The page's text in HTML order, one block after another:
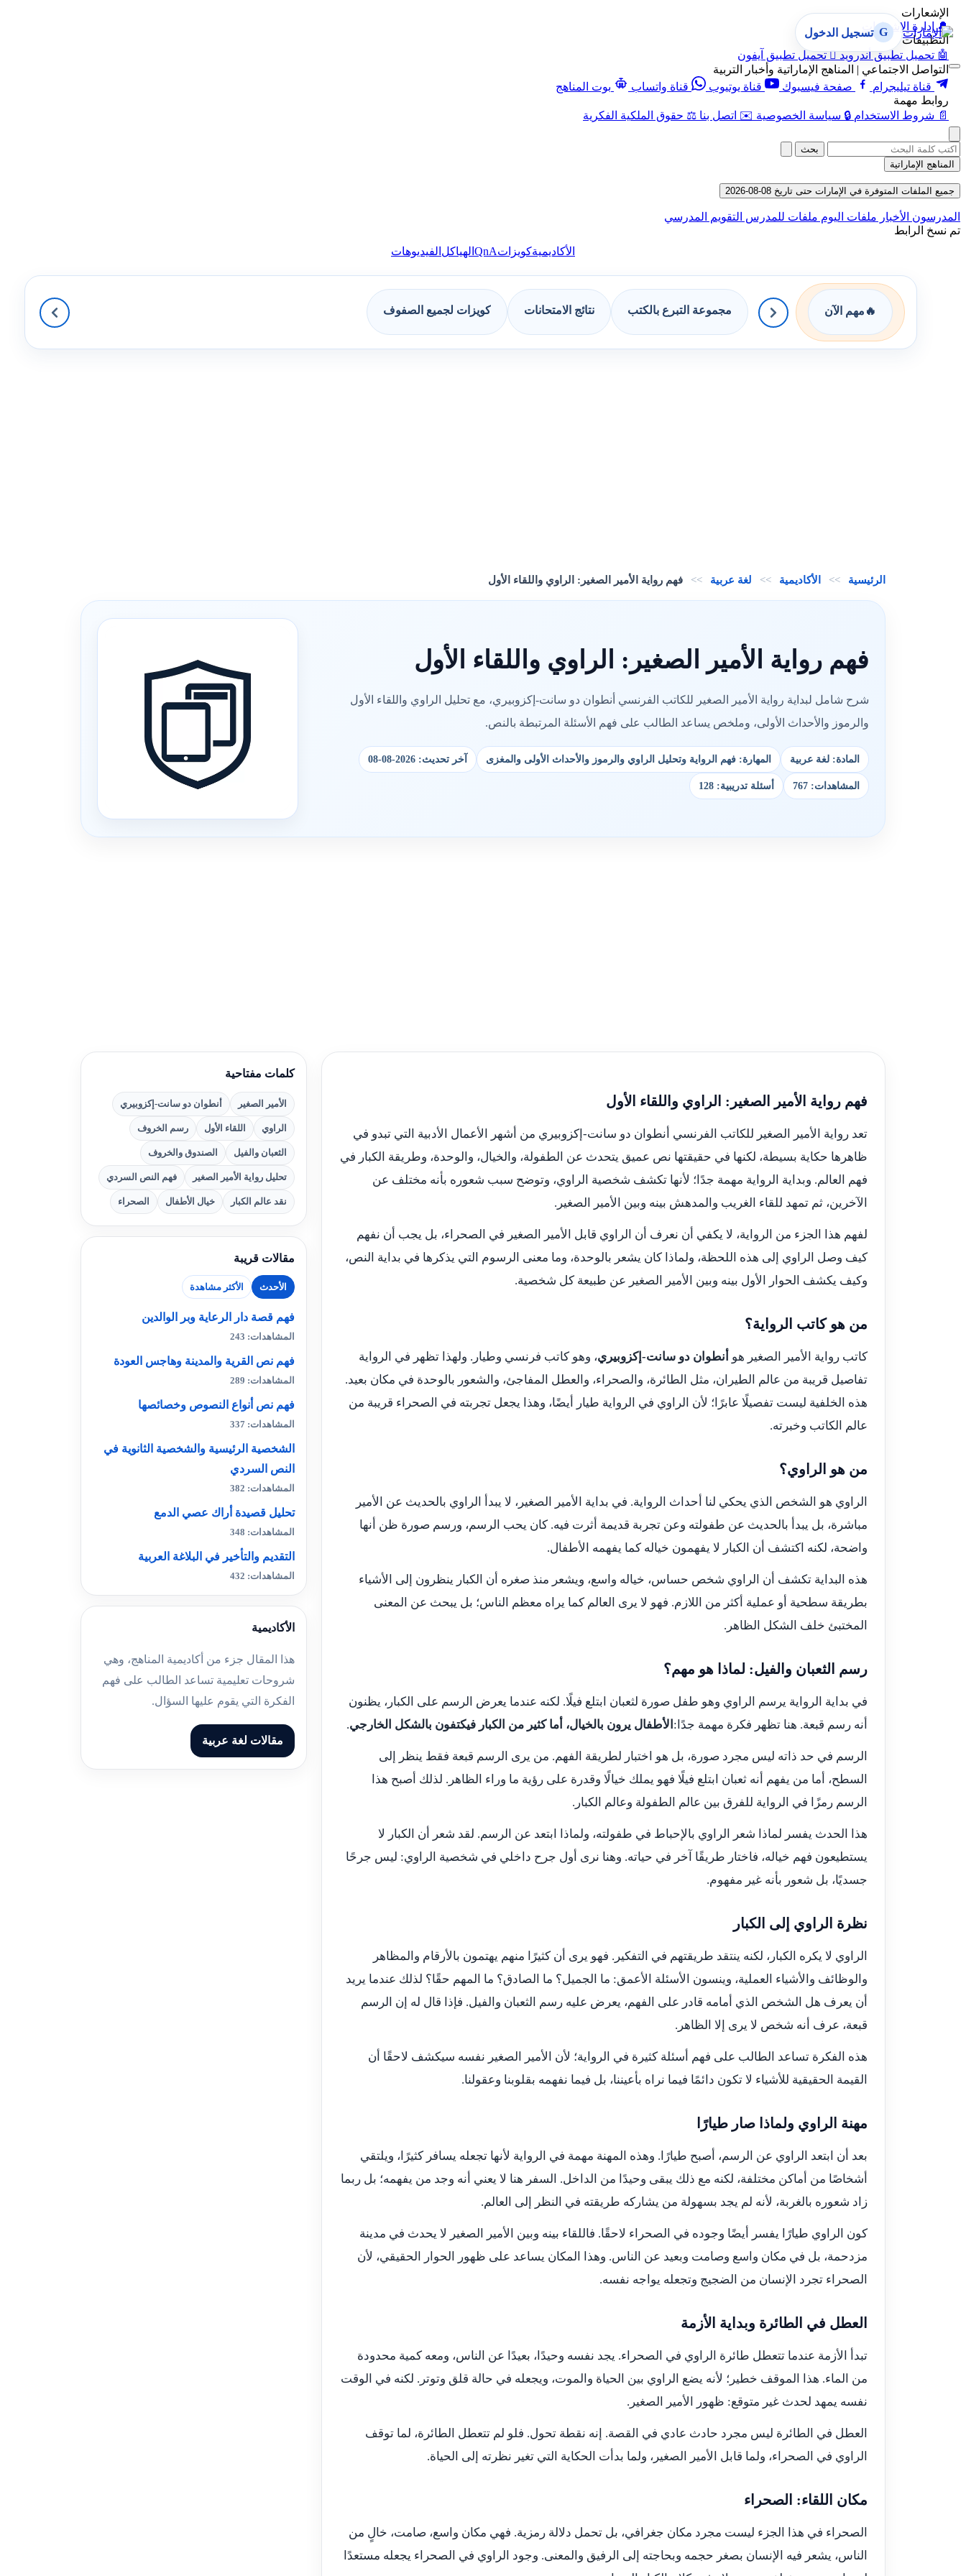
الإشعارات
🔔 إدارة الإشعارات
التطبيقات
🤖 تحميل تطبيق أندرويد  تحميل تطبيق آيفون
التواصل الاجتماعي | المناهج الإماراتية وأخبار التربية
قناة تيليجرام
صفحة فيسبوك قناة يوتيوب قناة واتساب
بوت المناهج
روابط مهمة
📄 شروط الاستخدام 🔒 سياسة الخصوصية ✉️ اتصل بنا ⚖️ حقوق الملكية الفكرية
G تسجيل الدخول
بحث
المناهج الإماراتية
جميع الملفات المتوفرة في الإمارات حتى تاريخ 08-08-2026
المدرسون الأخبار ملفات اليوم ملفات للمدرس التقويم المدرسي
تم نسخ الرابط
الأكاديميةكويزاتQnA الهياكل الفيديوهات
🔥 مهم الآن مجموعة التبرع بالكتب نتائج الامتحانات كويزات لجميع الصفوف
الرئيسية >> الأكاديمية >> لغة عربية >> فهم رواية الأمير الصغير: الراوي واللقاء الأول
فهم رواية الأمير الصغير: الراوي واللقاء الأول
شرح شامل لبداية رواية الأمير الصغير للكاتب الفرنسي أنطوان دو سانت-إكزوبيري، مع تحليل الراوي واللقاء الأول
والرموز والأحداث الأولى، وملخص يساعد الطالب على فهم الأسئلة المرتبطة بالنص.
المادة: لغة عربية المهارة: فهم الرواية وتحليل الراوي والرموز والأحداث الأولى والمغزى آخر تحديث: 2026-08-08
المشاهدات: 767 أسئلة تدريبية: 128
فهم رواية الأمير الصغير: الراوي واللقاء الأول
تعد رواية الأمير الصغير للكاتب الفرنسي أنطوان دو سانت-إكزوبيري من أشهر الأعمال الأدبية التي تبدو في
ظاهرها حكاية بسيطة، لكنها في حقيقتها نص عميق يتحدث عن الطفولة، والخيال، والوحدة، وطريقة الكبار في
فهم العالم. وبداية الرواية مهمة جدًا؛ لأنها تكشف شخصية الراوي، وتوضح سبب شعوره بأنه مختلف عن
الآخرين، ثم تمهد للقاء الغريب والمدهش بينه وبين الأمير الصغير.
لفهم هذا الجزء من الرواية، لا يكفي أن نعرف أن الراوي قابل الأمير الصغير في الصحراء، بل يجب أن نفهم
كيف وصل الراوي إلى هذه اللحظة، ولماذا كان يشعر بالوحدة، وما معنى الرسوم التي يذكرها في بداية النص،
وكيف يكشف الحوار الأول بينه وبين الأمير الصغير عن طبيعة كل شخصية.
من هو كاتب الرواية؟
كاتب رواية الأمير الصغير هو أنطوان دو سانت-إكزوبيري، وهو كاتب فرنسي وطيار. ولهذا تظهر في الرواية
تفاصيل قريبة من عالم الطيران، مثل الطائرة، والصحراء، والعطل المفاجئ، والشعور بالوحدة في مكان بعيد.
هذه الخلفية ليست تفصيلًا عابرًا؛ لأن الراوي في الرواية طيار أيضًا، وهذا يجعل تجربته في الصحراء قريبة من
عالم الكاتب وخبرته.
من هو الراوي؟
الراوي هو الشخص الذي يحكي لنا أحداث الرواية. في بداية الأمير الصغير، لا يبدأ الراوي بالحديث عن الأمير
مباشرة، بل يبدأ بالحديث عن طفولته وعن تجربة قديمة أثرت فيه. كان يحب الرسم، ورسم صورة ظن أنها
واضحة، لكنه اكتشف أن الكبار لا يفهمون خياله كما يفهمه الأطفال.
هذه البداية تكشف أن الراوي شخص حساس، خياله واسع، ويشعر منذ صغره أن الكبار ينظرون إلى الأشياء
بطريقة سطحية أو عملية أكثر من اللازم. فهو لا يرى العالم كما يراه معظم الناس؛ بل يبحث عن المعنى
المختبئ خلف الشكل الظاهر.
رسم الثعبان والفيل: لماذا هو مهم؟
في بداية الرواية يرسم الراوي وهو طفل صورة لثعبان ابتلع فيلًا. لكنه عندما يعرض الرسم على الكبار، يظنون
أنه رسم قبعة. هنا تظهر فكرة مهمة جدًا: الأطفال يرون بالخيال، أما كثير من الكبار فيكتفون بالشكل الخارجي.
الرسم في حد ذاته ليس مجرد صورة، بل هو اختبار لطريقة الفهم. من يرى الرسم قبعة فقط ينظر إلى
السطح، أما من يفهم أنه ثعبان ابتلع فيلًا فهو يملك خيالًا وقدرة على رؤية ما وراء الظاهر. لذلك أصبح هذا
الرسم رمزًا في الرواية للفرق بين عالم الطفولة وعالم الكبار.
هذا الحدث يفسر لماذا شعر الراوي بالإحباط في طفولته، ولماذا ابتعد عن الرسم. لقد شعر أن الكبار لا
يستطيعون فهم خياله، فاختار طريقًا آخر في حياته. وهنا نرى أول جرح داخلي في شخصية الراوي: ليس جرحًا
جسديًا، بل شعور بأنه غير مفهوم.
نظرة الراوي إلى الكبار
الراوي لا يكره الكبار، لكنه ينتقد طريقتهم في التفكير. فهو يرى أن كثيرًا منهم يهتمون بالأرقام والمظاهر
والوظائف والأشياء العملية، وينسون الأسئلة الأعمق: ما الجميل؟ ما الصادق؟ ما المهم حقًا؟ لذلك عندما يريد
أن يعرف هل الشخص الذي أمامه قادر على الفهم، يعرض عليه رسم الثعبان والفيل. فإذا قال له إن الرسم
قبعة، عرف أنه شخص لا يرى إلا الظاهر.
هذه الفكرة تساعد الطالب على فهم أسئلة كثيرة في الرواية؛ لأن الأمير الصغير نفسه سيكشف لاحقًا أن
القيمة الحقيقية للأشياء لا تكون دائمًا فيما نراه بأعيننا، بل فيما نفهمه بقلوبنا وعقولنا.
مهنة الراوي ولماذا صار طيارًا
بعد أن ابتعد الراوي عن الرسم، أصبح طيارًا. وهذه المهنة مهمة في الرواية لأنها تجعله يسافر كثيرًا، ويلتقي
أشخاصًا من أماكن مختلفة، لكنه مع ذلك يبقى وحيدًا من الداخل. السفر هنا لا يعني أنه وجد من يفهمه؛ بل ربما
زاد شعوره بالغربة، لأنه لم يجد بسهولة من يشاركه طريقته في النظر إلى العالم.
كون الراوي طيارًا يفسر أيضًا وجوده في الصحراء لاحقًا. فاللقاء بينه وبين الأمير الصغير لا يحدث في مدينة
مزدحمة، بل في مكان واسع وصامت وبعيد عن الناس. وهذا المكان يساعد على ظهور الحوار الحقيقي، لأن
الصحراء تجرد الإنسان من الضجيج وتجعله يواجه نفسه.
العطل في الطائرة وبداية الأزمة
تبدأ الأزمة عندما تتعطل طائرة الراوي في الصحراء. يجد نفسه وحيدًا، بعيدًا عن الناس، ومعه كمية محدودة
من الماء. هذا الموقف خطير؛ لأنه يضع الراوي بين الحياة والموت، ويجعله في حالة قلق وتوتر. لكنه في الوقت
نفسه يمهد لحدث غير متوقع: ظهور الأمير الصغير.
العطل في الطائرة ليس مجرد حادث عادي في القصة. إنه نقطة تحول. فلو لم تتعطل الطائرة، لما توقف
الراوي في الصحراء، ولما قابل الأمير الصغير، ولما بدأت الحكاية التي تغير نظرته إلى الحياة.
مكان اللقاء: الصحراء
الصحراء في هذا الجزء ليست مجرد مكان جغرافي، بل تحمل دلالة رمزية. فهي مكان واسع، صامت، خالٍ من
الناس، يشعر فيه الإنسان بصغر حجمه وبحاجته إلى الرفيق والمعنى. وجود الراوي في الصحراء يجعله مستعدًا
كلمات مفتاحية
الأمير الصغير أنطوان دو سانت-إكزوبيري
الراوي اللقاء الأول رسم الخروف
الثعبان والفيل الصندوق والخروف
تحليل رواية الأمير الصغير فهم النص السردي
نقد عالم الكبار خيال الأطفال الصحراء
مقالات قريبة
الأحدث الأكثر مشاهدة
فهم قصة دار الرعاية وبر الوالدين
المشاهدات: 243
فهم نص القرية والمدينة وهاجس العودة
المشاهدات: 289
فهم نص أنواع النصوص وخصائصها
المشاهدات: 337
الشخصية الرئيسية والشخصية الثانوية في
النص السردي
المشاهدات: 382
تحليل قصيدة أراك عصي الدمع
المشاهدات: 348
التقديم والتأخير في البلاغة العربية
المشاهدات: 432
الأكاديمية
هذا المقال جزء من أكاديمية المناهج، وهي
شروحات تعليمية تساعد الطالب على فهم
الفكرة التي يقوم عليها السؤال.
مقالات لغة عربية